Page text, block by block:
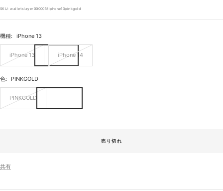
ー
ル
価
格
SKU:walletslayer0000018iphone13pinkgold
機種: iPhone 13
iPhone 13 iPhone 14
色: PINKGOLD
PINKGOLD
売り切れ
共有